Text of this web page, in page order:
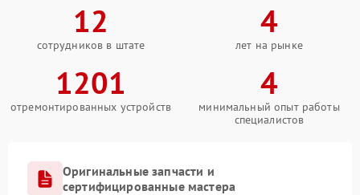
12
сотрудников в штате
4
лет на рынке
1201
отремонтированных устройств
4
минимальный опыт работы
специалистов
Оригинальные запчасти и
сертифицированные мастера